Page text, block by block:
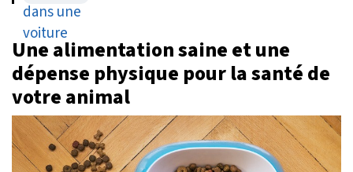
Une alimentation saine et une
dépense physique pour la santé de
votre animal